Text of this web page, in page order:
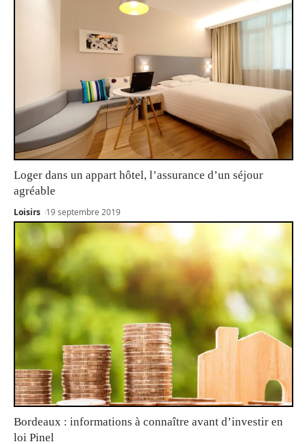
Loger dans un appart hôtel, l’assurance d’un séjour
agréable
Loisirs 19 septembre 2019
Bordeaux : informations à connaître avant d’investir en
loi Pinel